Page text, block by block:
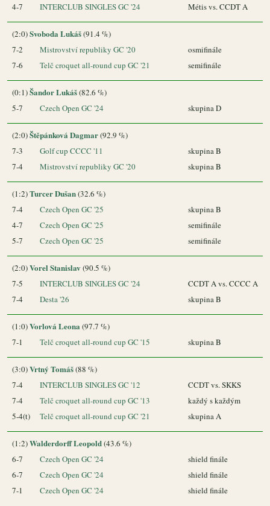
4-7
INTERCLUB SINGLES GC '24 Métis vs. CCDT A
(2:0)Svoboda Lukáš(91.4 %)
7-2
Mistrovství republiky GC '20
osmifinále
7-6
Telč croquet all-round cup GC '21 semifinále
(0:1)Šandor Lukáš(82.6 %)
5-7
Czech Open GC '24 skupina D
(2:0)Štěpánková Dagmar(92.9 %)
7-3
Golf cup CCCC '11
skupina B
7-4
Mistrovství republiky GC '20 skupina B
(1:2)Turcer Dušan(32.6 %)
7-4
Czech Open GC '25
skupina B
4-7
Czech Open GC '25
semifinále
5-7
Czech Open GC '25 semifinále
(2:0)Vorel Stanislav (90.5 %)
7-5
INTERCLUB SINGLES GC '24
CCDT A vs. CCCC A
7-4
Desta '26 skupina B
(1:0)Vorlová Leona (97.7 %)
7-1
Telč croquet all-round cup GC '15 skupina B
(3:0)Vrtný Tomáš(88 %)
7-4
INTERCLUB SINGLES GC '12
CCDT vs. SKKS
7-4
Telč croquet all-round cup GC '13
každý s každým
5-4(t)
Telč croquet all-round cup GC '21 skupina A
(1:2)Walderdorff Leopold(43.6 %)
6-7
Czech Open GC '24
shield finále
6-7
Czech Open GC '24
shield finále
7-1
Czech Open GC '24 shield finále